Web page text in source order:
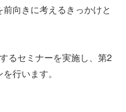
向きに考えるきっかけと
るセミナーを実施し、第2
行います。